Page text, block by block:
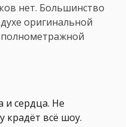
нет. Большинство
оригинальной
и сердца. Не
крадёт всё шоу.